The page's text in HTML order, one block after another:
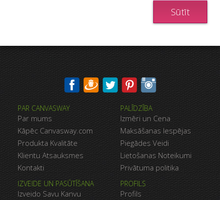
PAR CANVASWAY
Par mums
Kāpēc Canvasway.com
Produkta Kvalitāte
Klientu Atsauksmes
Kontakti
IZVEIDE UN PASŪTĪŠANA
Izveido Savu Kanvu
PALĪDZĪBA
Izmēri un Cena
Maksāšanas Iespējas
Piegādes Veidi
Lietošanas Noteikumi
Privātuma politika
PROFILS
Profils